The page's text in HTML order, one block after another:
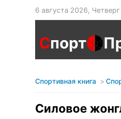
6 августа 2026,
Спорт
Спортивная книга
Силовое